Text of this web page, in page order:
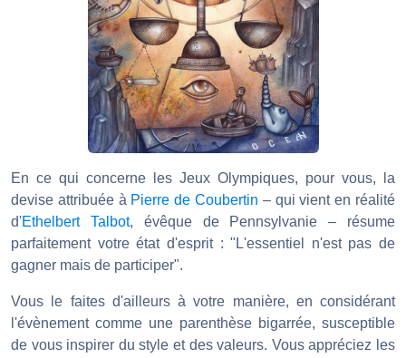
En ce qui concerne les Jeux Olympiques, pour vous, la
devise attribuée à Pierre de Coubertin – qui vient en réalité
d'Ethelbert Talbot, évêque de Pennsylvanie – résume
parfaitement votre état d'esprit : "L'essentiel n'est pas de
gagner mais de participer".
Vous le faites d'ailleurs à votre manière, en considérant
l'évènement comme une parenthèse bigarrée, susceptible
de vous inspirer du style et des valeurs. Vous appréciez les